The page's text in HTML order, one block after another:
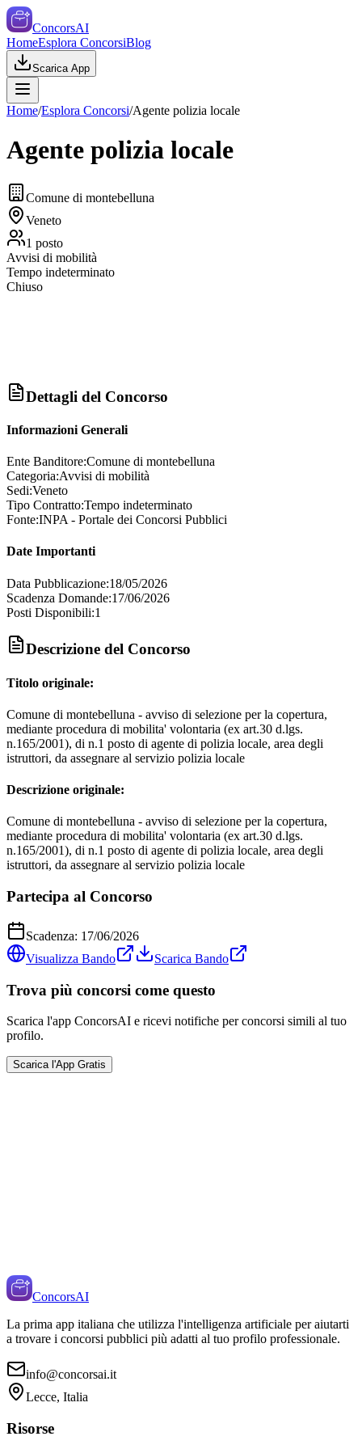
ConcorsAI
HomeEsplora ConcorsiBlog
Scarica App
Home/Esplora Concorsi/Agente polizia locale
Agente polizia locale
Comune di montebelluna
Veneto
1 posto
Avvisi di mobilità
Tempo indeterminato
Chiuso
Dettagli del Concorso
Informazioni Generali
Ente Banditore:Comune di montebelluna
Categoria:Avvisi di mobilità
Sedi:Veneto
Tipo Contratto:Tempo indeterminato
Fonte:INPA - Portale dei Concorsi Pubblici
Date Importanti
Data Pubblicazione:18/05/2026
Scadenza Domande:17/06/2026
Posti Disponibili:1
Descrizione del Concorso
Titolo originale:
Comune di montebelluna - avviso di selezione per la copertura,
mediante procedura di mobilita' volontaria (ex art.30 d.lgs.
n.165/2001), di n.1 posto di agente di polizia locale, area degli
istruttori, da assegnare al servizio polizia locale
Descrizione originale:
Comune di montebelluna - avviso di selezione per la copertura,
mediante procedura di mobilita' volontaria (ex art.30 d.lgs.
n.165/2001), di n.1 posto di agente di polizia locale, area degli
istruttori, da assegnare al servizio polizia locale
Partecipa al Concorso
Scadenza: 17/06/2026
Visualizza Bando
Scarica Bando
Trova più concorsi come questo
Scarica l'app ConcorsAI e ricevi notifiche per concorsi simili al tuo
profilo.
Scarica l'App Gratis
ConcorsAI
La prima app italiana che utilizza l'intelligenza artificiale per aiutarti
a trovare i concorsi pubblici più adatti al tuo profilo professionale.
info@concorsai.it
Lecce, Italia
Risorse